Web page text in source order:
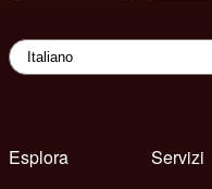
Esplora
Servizi